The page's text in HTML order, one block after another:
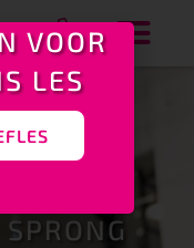
VOOR
LES